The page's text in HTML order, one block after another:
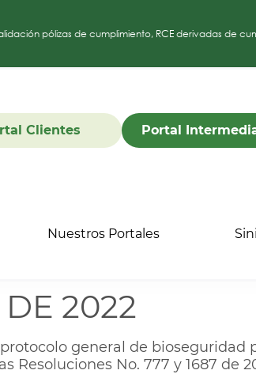
pólizas de cumplimiento, RCE derivadas de
Clientes Portal
Nuestros Portales
2022
general de bioseguridad
Resoluciones No. 777 y 1687 de